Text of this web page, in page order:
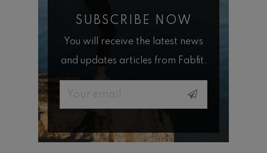
SUBSCRIBE NOW
You will receive the latest news
and updates articles from Fabfit.
Email